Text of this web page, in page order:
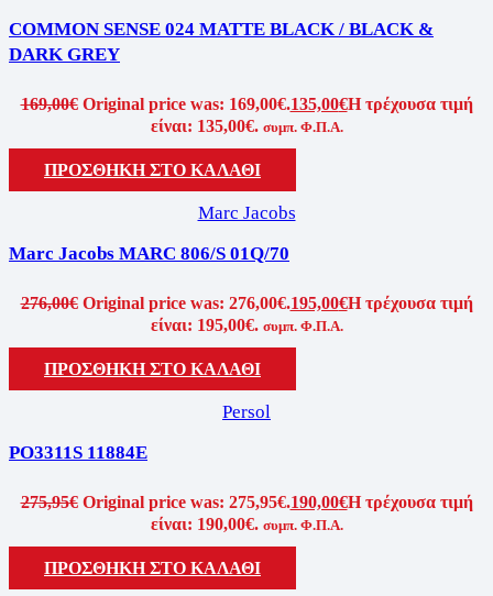
COMMON SENSE 024 MATTE BLACK / BLACK &
DARK GREY
169,00€ Original price was: 169,00€.135,00€Η τρέχουσα τιμή
είναι: 135,00€. συμπ. Φ.Π.Α.
ΠΡΟΣΘΗΚΗ ΣΤΟ ΚΑΛΑΘΙ
Marc Jacobs
Marc Jacobs MARC 806/S 01Q/70
276,00€ Original price was: 276,00€.195,00€Η τρέχουσα τιμή
είναι: 195,00€. συμπ. Φ.Π.Α.
ΠΡΟΣΘΗΚΗ ΣΤΟ ΚΑΛΑΘΙ
Persol
PO3311S 11884E
275,95€ Original price was: 275,95€.190,00€Η τρέχουσα τιμή
είναι: 190,00€. συμπ. Φ.Π.Α.
ΠΡΟΣΘΗΚΗ ΣΤΟ ΚΑΛΑΘΙ